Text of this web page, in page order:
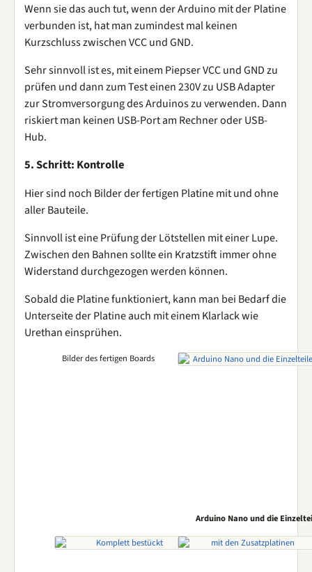
Wenn sie das auch tut, wenn der Arduino mit der Platine
verbunden ist, hat man zumindest mal keinen
Kurzschluss zwischen VCC und GND.
Sehr sinnvoll ist es, mit einem Piepser VCC und GND zu
prüfen und dann zum Test einen 230V zu USB Adapter
zur Stromversorgung des Arduinos zu verwenden. Dann
riskiert man keinen USB-Port am Rechner oder USB-
Hub.
5. Schritt: Kontrolle
Hier sind noch Bilder der fertigen Platine mit und ohne
aller Bauteile.
Sinnvoll ist eine Prüfung der Lötstellen mit einer Lupe.
Zwischen den Bahnen sollte ein Kratzstift immer ohne
Widerstand durchgezogen werden können.
Sobald die Platine funktioniert, kann man bei Bedarf die
Unterseite der Platine auch mit einem Klarlack wie
Urethan einsprühen.
Bilder des fertigen Boards
Arduino Nano und die